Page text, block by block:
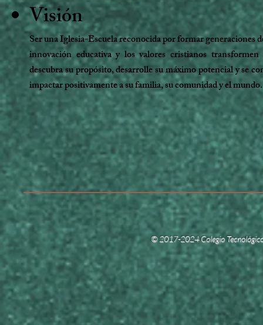
Visión
Ser una Iglesia-Escuela reconocida por formar generaciones
innovación educativa y los valores cristianos
descubra su propósito, desarrolle su máximo potencial y se
impactar positivamente a su familia, su comunidad y el mundo.
© 2017-2024 Colegio